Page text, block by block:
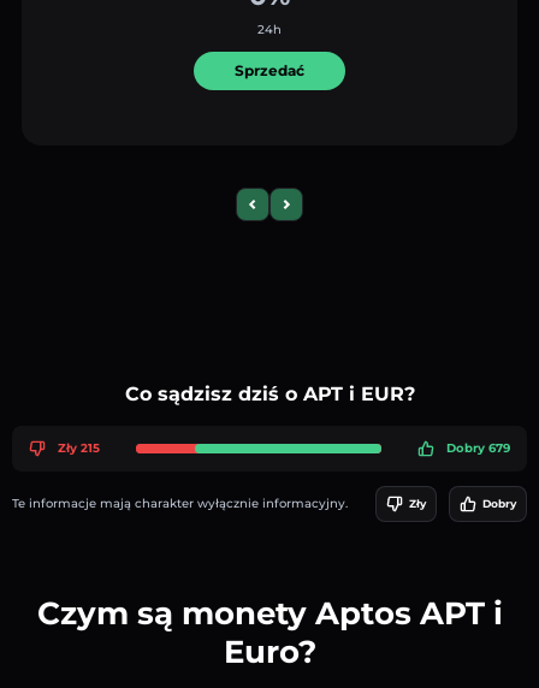
24h
Sprzedać
Previous slide
Next slide
Co sądzisz dziś o APT i EUR?
Zły 215 Dobry 679
Te informacje mają charakter wyłącznie informacyjny. Zły Dobry
Czym są monety Aptos APT i
Euro?